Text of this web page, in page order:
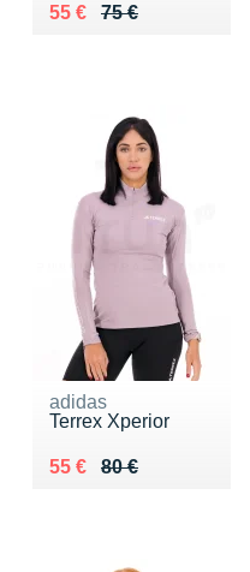
75 €
Au lieu de 75 €
55 €
Vendu 55 €
adidas
Terrex Xperior
80 €
Au lieu de 80 €
55 €
Vendu 55 €